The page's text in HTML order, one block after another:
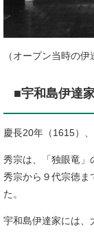
（オープン当時の伊
■宇和島伊達
慶長20年（1615）
秀宗は、「独眼竜」
秀宗から９代宗徳ま
た。
宇和島伊達家には、